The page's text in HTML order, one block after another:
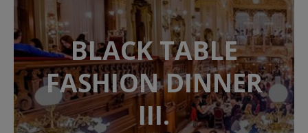
BLACK TABLE
FASHION DINNER
III.